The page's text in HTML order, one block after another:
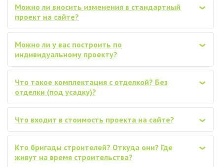
‹
Можно ли вносить изменения в стандартный
проект на сайте?
‹
Можно ли у вас построить по
индивидуальному проекту?
‹
Что такое комплектация с отделкой? Без
отделки (под усадку)?
‹
Что входит в стоимость проекта на сайте?
‹
Кто бригады строителей? Откуда они? Где
живут на время строительства?